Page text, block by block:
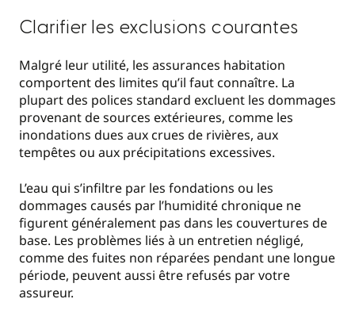
Clarifier les exclusions courantes
Malgré leur utilité, les assurances habitation
comportent des limites qu’il faut connaître. La
plupart des polices standard excluent les dommages
provenant de sources extérieures, comme les
inondations dues aux crues de rivières, aux
tempêtes ou aux précipitations excessives.
L’eau qui s’infiltre par les fondations ou les
dommages causés par l’humidité chronique ne
figurent généralement pas dans les couvertures de
base. Les problèmes liés à un entretien négligé,
comme des fuites non réparées pendant une longue
période, peuvent aussi être refusés par votre
assureur.